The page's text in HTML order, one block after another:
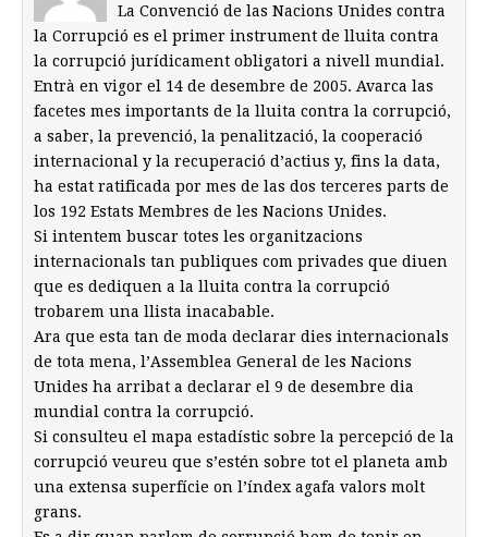
La Convenció de las Nacions Unides contra
la Corrupció es el primer instrument de lluita contra
la corrupció jurídicament obligatori a nivell mundial.
Entrà en vigor el 14 de desembre de 2005. Avarca las
facetes mes importants de la lluita contra la corrupció,
a saber, la prevenció, la penalització, la cooperació
internacional y la recuperació d’actius y, fins la data,
ha estat ratificada por mes de las dos terceres parts de
los 192 Estats Membres de les Nacions Unides.
Si intentem buscar totes les organitzacions
internacionals tan publiques com privades que diuen
que es dediquen a la lluita contra la corrupció
trobarem una llista inacabable.
Ara que esta tan de moda declarar dies internacionals
de tota mena, l’Assemblea General de les Nacions
Unides ha arribat a declarar el 9 de desembre dia
mundial contra la corrupció.
Si consulteu el mapa estadístic sobre la percepció de la
corrupció veureu que s’estén sobre tot el planeta amb
una extensa superfície on l’índex agafa valors molt
grans.